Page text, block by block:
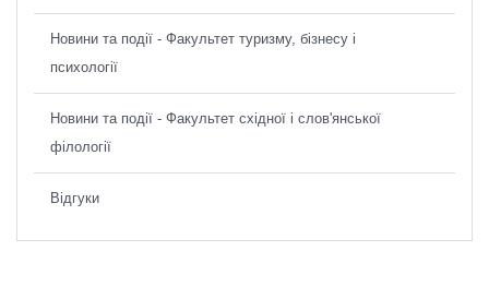
Новини та події - Факультет туризму, бізнесу і
психології
Новини та події - Факультет східної і слов'янської
філології
Відгуки